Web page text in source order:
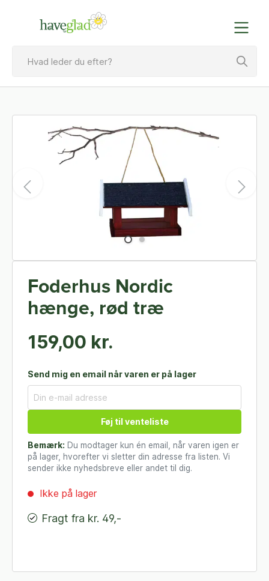
Foderhus Nordic
hænge, rød træ
159,00 kr.
Send mig en email når varen er på lager
Føj til venteliste
Bemærk: Du modtager kun én email, når varen igen er
på lager, hvorefter vi sletter din adresse fra listen. Vi
sender ikke nyhedsbreve eller andet til dig.
Ikke på lager
Fragt fra kr. 49,-